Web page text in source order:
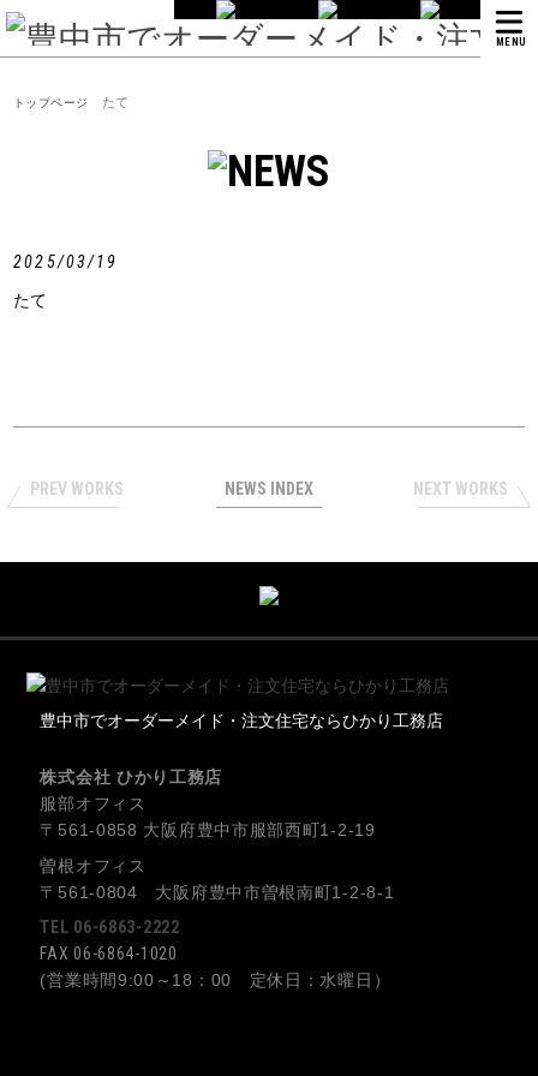
MENU
トップページ たて
2025/03/19
たて
PREV WORKS NEWS INDEX NEXT WORKS
豊中市でオーダーメイド・注文住宅ならひかり工務店
株式会社 ひかり工務店
服部オフィス
〒561-0858 大阪府豊中市服部西町1-2-19
曽根オフィス
〒561-0804 大阪府豊中市曽根南町1-2-8-1
TEL 06-6863-2222
FAX 06-6864-1020
(営業時間9:00～18：00 定休日：水曜日）